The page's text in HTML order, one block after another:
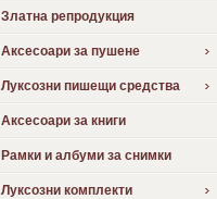
Златна репродукция
Аксесоари за пушене
Луксозни пишещи средства
Аксесоари за книги
Рамки и албуми за снимки
Луксозни комплекти